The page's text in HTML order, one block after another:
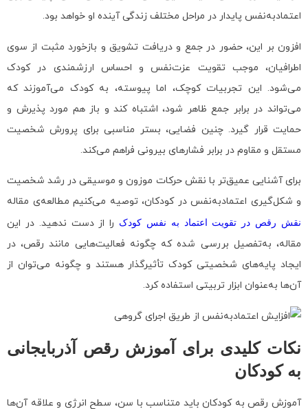
اعتمادبه‌نفس پایدار در مراحل مختلف زندگی آینده او خواهد بود.
افزون بر این، حضور در جمع و دریافت تشویق و بازخورد مثبت از سوی
اطرافیان، موجب تقویت عزت‌نفس و احساس ارزشمندی در کودک
می‌شود. این تجربیات کوچک، اما پیوسته، به کودک می‌آموزند که
می‌تواند در برابر جمع ظاهر شود، اشتباه کند و باز هم مورد پذیرش و
حمایت قرار گیرد. چنین فضایی، بستر مناسبی برای پرورش شخصیت
مستقل و مقاوم در برابر فشارهای بیرونی فراهم می‌کند.
برای آشنایی عمیق‌تر با نقش حرکات موزون و موسیقی در رشد شخصیت
و شکل‌گیری اعتمادبه‌نفس در کودکان، توصیه می‌کنیم مطالعه‌ی مقاله
نقش رقص در تقویت اعتماد به نفس کودک را از دست ندهید. در این
مقاله، به‌تفصیل بررسی شده که چگونه فعالیت‌هایی مانند رقص، در
ایجاد پایه‌های شخصیتی کودک تأثیرگذار هستند و چگونه می‌توان از
آن‌ها به‌عنوان ابزار تربیتی استفاده کرد.
نکات کلیدی برای آموزش رقص آذربایجانی
به کودکان
آموزش رقص به کودکان باید متناسب با سن، سطح انرژی و علاقه آن‌ها